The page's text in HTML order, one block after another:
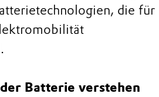
die für
Batterie verstehen